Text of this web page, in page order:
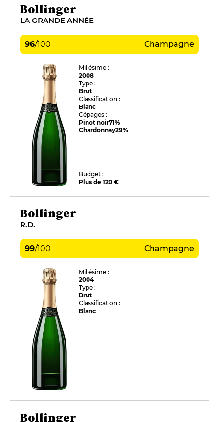
Bollinger
LA GRANDE ANNÉE
96/100 Champagne
Millésime :
2008
Type :
Brut
Classification :
Blanc
Cépages :
Pinot noir71%
Chardonnay29%
Budget :
Plus de 120 €
Bollinger
R.D.
99/100 Champagne
Millésime :
2004
Type :
Brut
Classification :
Blanc
Bollinger